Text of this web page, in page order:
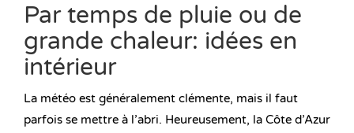
Par temps de pluie ou de
grande chaleur: idées en
intérieur
La météo est généralement clémente, mais il faut
parfois se mettre à l’abri. Heureusement, la Côte d’Azur